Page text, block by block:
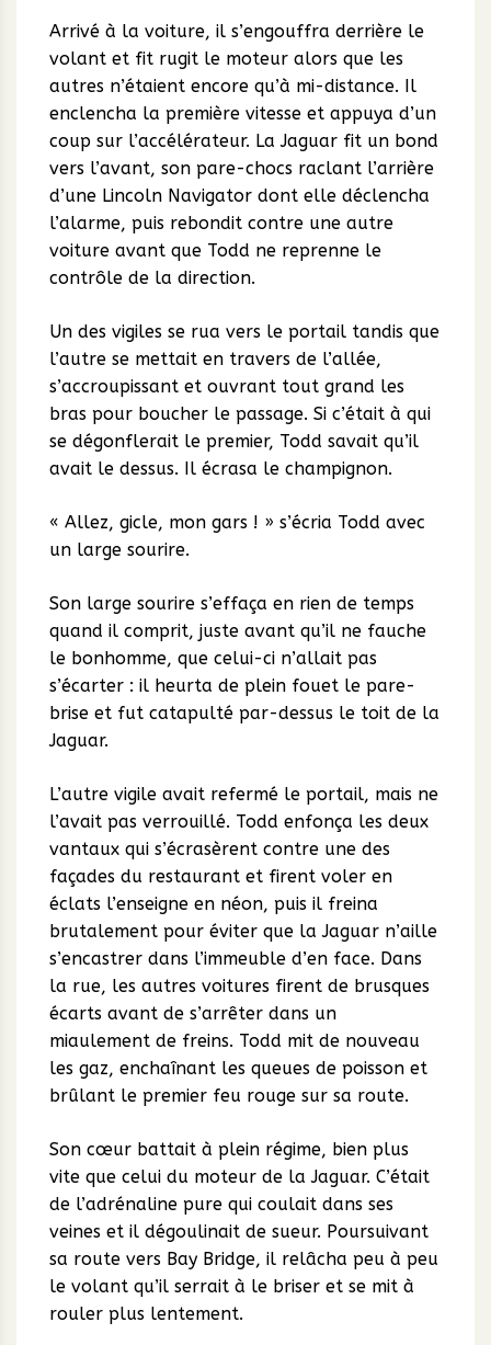
Arrivé à la voiture, il s’engouffra derrière le
volant et fit rugit le moteur alors que les
autres n’étaient encore qu’à mi-distance. Il
enclencha la première vitesse et appuya d’un
coup sur l’accélérateur. La Jaguar fit un bond
vers l’avant, son pare-chocs raclant l’arrière
d’une Lincoln Navigator dont elle déclencha
l’alarme, puis rebondit contre une autre
voiture avant que Todd ne reprenne le
contrôle de la direction.
Un des vigiles se rua vers le portail tandis que
l’autre se mettait en travers de l’allée,
s’accroupissant et ouvrant tout grand les
bras pour boucher le passage. Si c’était à qui
se dégonflerait le premier, Todd savait qu’il
avait le dessus. Il écrasa le champignon.
« Allez, gicle, mon gars ! » s’écria Todd avec
un large sourire.
Son large sourire s’effaça en rien de temps
quand il comprit, juste avant qu’il ne fauche
le bonhomme, que celui-ci n’allait pas
s’écarter : il heurta de plein fouet le pare-
brise et fut catapulté par-dessus le toit de la
Jaguar.
L’autre vigile avait refermé le portail, mais ne
l’avait pas verrouillé. Todd enfonça les deux
vantaux qui s’écrasèrent contre une des
façades du restaurant et firent voler en
éclats l’enseigne en néon, puis il freina
brutalement pour éviter que la Jaguar n’aille
s’encastrer dans l’immeuble d’en face. Dans
la rue, les autres voitures firent de brusques
écarts avant de s’arrêter dans un
miaulement de freins. Todd mit de nouveau
les gaz, enchaînant les queues de poisson et
brûlant le premier feu rouge sur sa route.
Son cœur battait à plein régime, bien plus
vite que celui du moteur de la Jaguar. C’était
de l’adrénaline pure qui coulait dans ses
veines et il dégoulinait de sueur. Poursuivant
sa route vers Bay Bridge, il relâcha peu à peu
le volant qu’il serrait à le briser et se mit à
rouler plus lentement.